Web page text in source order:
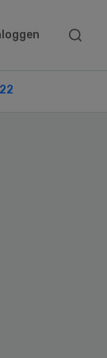
Search
22